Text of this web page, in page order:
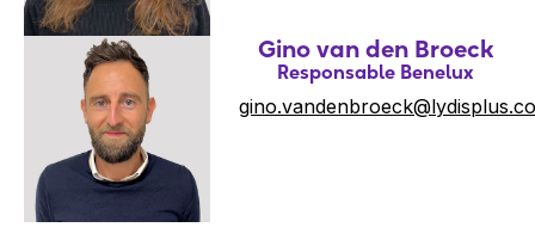
Gino van den Broeck
Responsable Benelux